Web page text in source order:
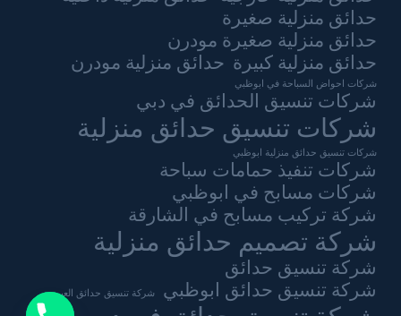
حدائق منزلية صغيرة
حدائق منزلية صغيرة مودرن
حدائق منزلية كبيرة حدائق منزلية مودرن
شركات احواض السباحة في ابوظبي
شركات تنسيق الحدائق في دبي
شركات تنسيق حدائق منزلية
شركات تنسيق حدائق منزلية ابوظبي
شركات تنفيذ حمامات سباحة
شركات مسابح في ابوظبي
شركة تركيب مسابح في الشارقة
شركة تصميم حدائق منزلية
شركة تنسيق حدائق
شركة تنسيق حدائق ابوظبي
شركة تنسيق حدائق العين